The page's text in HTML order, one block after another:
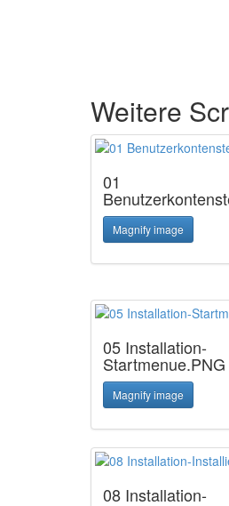
Weitere
01
Magnify image
05 Installation-
Startmenue.PNG
Magnify image
08 Installation-